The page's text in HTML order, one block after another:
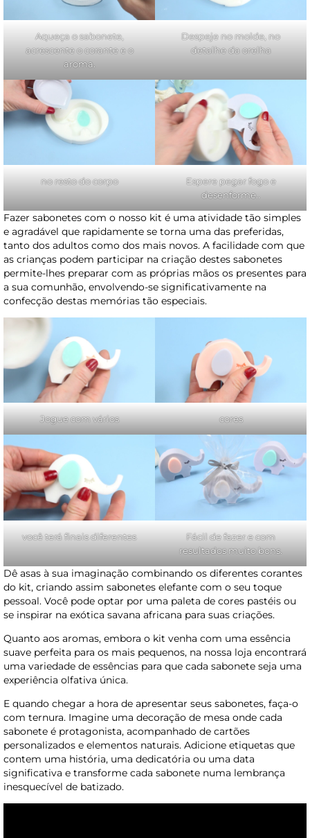
Aqueça o sabonete,
acrescente o corante e o
aroma.
Despeje no molde, no
detalhe da orelha
no resto do corpo
Espere pegar fogo e
desenforme..
Fazer sabonetes com o nosso kit é uma atividade tão simples
e agradável que rapidamente se torna uma das preferidas,
tanto dos adultos como dos mais novos. A facilidade com que
as crianças podem participar na criação destes sabonetes
permite-lhes preparar com as próprias mãos os presentes para
a sua comunhão, envolvendo-se significativamente na
confecção destas memórias tão especiais.
Jogue com vários cores
você terá finais diferentes
Fácil de fazer e com
resultados muito bons.
Dê asas à sua imaginação combinando os diferentes corantes
do kit, criando assim sabonetes elefante com o seu toque
pessoal. Você pode optar por uma paleta de cores pastéis ou
se inspirar na exótica savana africana para suas criações.
Quanto aos aromas, embora o kit venha com uma essência
suave perfeita para os mais pequenos, na nossa loja encontrará
uma variedade de essências para que cada sabonete seja uma
experiência olfativa única.
E quando chegar a hora de apresentar seus sabonetes, faça-o
com ternura. Imagine uma decoração de mesa onde cada
sabonete é protagonista, acompanhado de cartões
personalizados e elementos naturais. Adicione etiquetas que
contem uma história, uma dedicatória ou uma data
significativa e transforme cada sabonete numa lembrança
inesquecível de batizado.